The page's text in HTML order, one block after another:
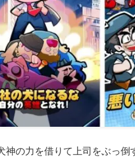
神の力を借りて上司をぶっ倒